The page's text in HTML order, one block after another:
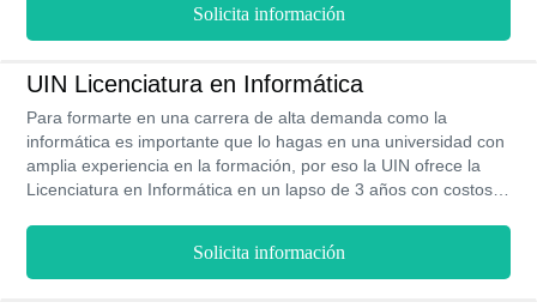
Solicita información
UIN Licenciatura en Informática
Para formarte en una carrera de alta demanda como la
informática es importante que lo hagas en una universidad con
amplia experiencia en la formación, por eso la UIN ofrece la
Licenciatura en Informática en un lapso de 3 años con costos
tecnología para practicas profesionales.
Solicita información